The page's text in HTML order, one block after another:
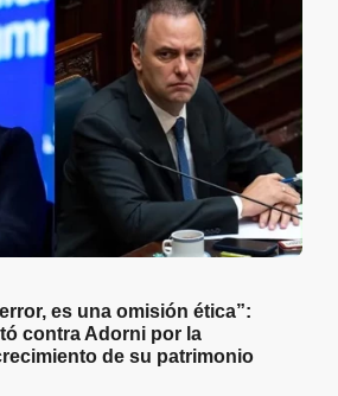
es una omisión ética”:
contra Adorni por la
de su patrimonio